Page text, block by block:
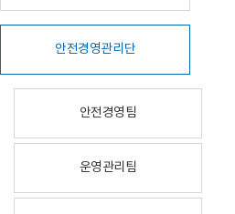
안전경영관리단
안전경영팀
운영관리팀